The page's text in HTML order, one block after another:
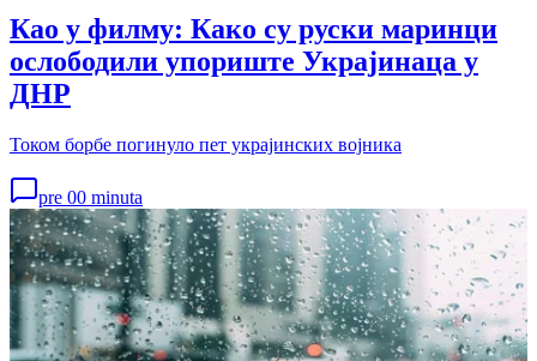
Као у филму: Како су руски маринци
ослободили упориште Украјинаца у
ДНР
Током борбе погинуло пет украјинских војника
pre 00 minuta